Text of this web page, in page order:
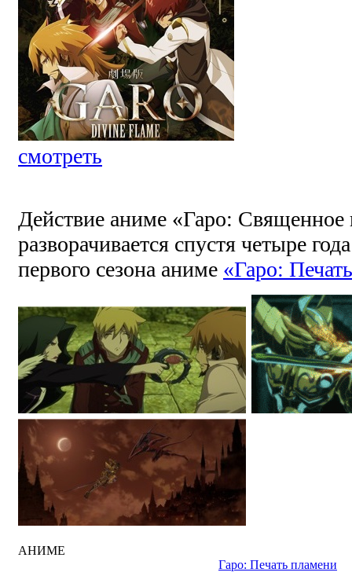
смотреть
Действие аниме «Гаро: Священное
разворачивается спустя четыре
первого сезона аниме «Гаро:
АНИМЕ
Гаро: Печать пламени